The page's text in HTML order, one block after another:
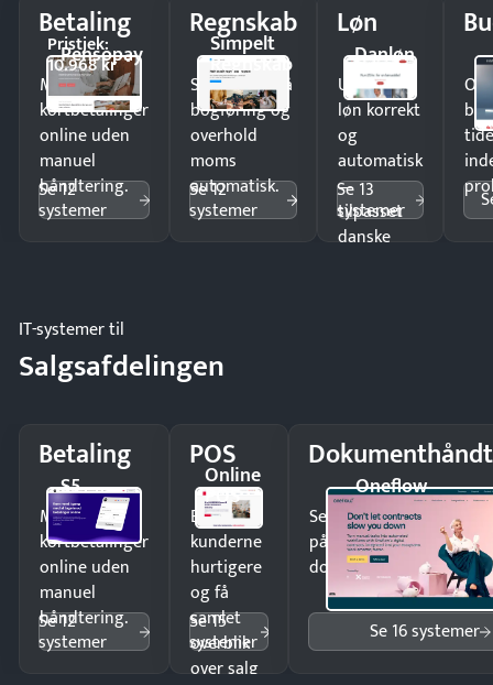
Betaling
Pensopay
Pristjek:
10.968 kr
Modtag
kortbetalinger
online uden
manuel
håndtering.
Se 12
systemer
Regnskab
Simpelt
Regnskab
Spar timer på
bogføring og
overhold
moms
automatisk.
Se 12
systemer
Løn
Danløn
Udbetal
løn korrekt
og
automatisk
—
tilpasset
danske
Se 13
systemer
IT-systemer til
Salgsafdelingen
Betaling
S5
Modtag
kortbetalinger
online uden
manuel
håndtering.
Se 12
systemer
POS
Online
POS
Ekspedér
kunderne
hurtigere
og få
samlet
overblik
over salg
Se 15
systemer
Oneflow
Send kontrakter til
på minutter og mist
dokumenter.
Se 16 systemer